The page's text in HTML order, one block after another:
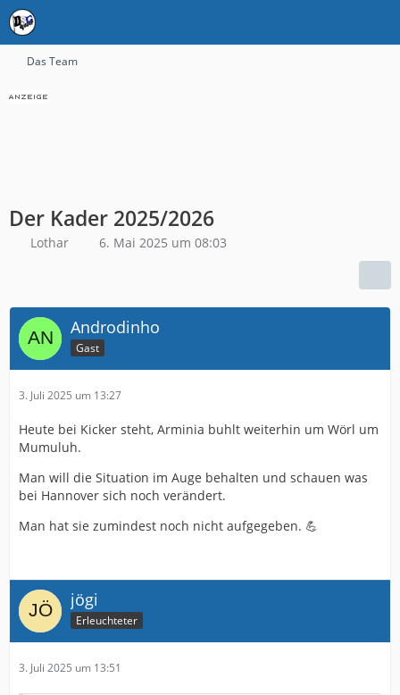
Das Team
Der Kader 2025/2026
Lothar 6. Mai 2025 um 08:03
Androdinho
Gast
3. Juli 2025 um 13:27
Heute bei Kicker steht, Arminia buhlt weiterhin um Wörl um
Mumuluh.
Man will die Situation im Auge behalten und schauen was
bei Hannover sich noch verändert.
Man hat sie zumindest noch nicht aufgegeben. 💪
jögi
Erleuchteter
3. Juli 2025 um 13:51